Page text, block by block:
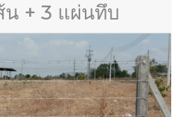
น + 3 แผ่นทึบ